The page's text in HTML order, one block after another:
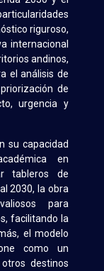
riguroso,
internacional
andinos,
el análisis de
de
urgencia y
su capacidad
en
tableros de
2030, la obra
para
facilitando la
el modelo
como un
destinos